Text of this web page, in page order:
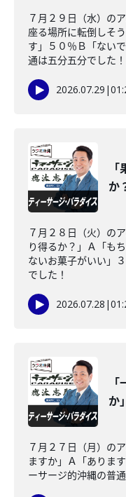
７月２９日（水）の
座る場所に転倒しそ
す」５０％Ｂ「ない
通は五分五分でした！
2026.07.29 |
か
７月２８日（火）の
り得るか？」Ａ「も
ないお菓子がいい」
でした！
2026.07.28 |
か」
７月２７日（月）の
ますか」Ａ「ありま
ーサージ的沖縄の普